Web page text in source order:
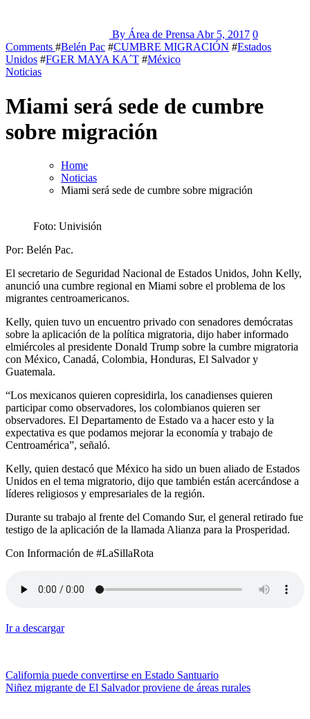
By Área de Prensa Abr 5, 2017 0
Comments #Belén Pac #CUMBRE MIGRACIÓN #Estados
Unidos #FGER MAYA KA´T #México
Noticias
Miami será sede de cumbre
sobre migración
Home
Noticias
Miami será sede de cumbre sobre migración
Foto: Univisión
Por: Belén Pac.
El secretario de Seguridad Nacional de Estados Unidos, John Kelly,
anunció una cumbre regional en Miami sobre el problema de los
migrantes centroamericanos.
Kelly, quien tuvo un encuentro privado con senadores demócratas
sobre la aplicación de la política migratoria, dijo haber informado
elmiércoles al presidente Donald Trump sobre la cumbre migratoria
con México, Canadá, Colombia, Honduras, El Salvador y
Guatemala.
“Los mexicanos quieren copresidirla, los canadienses quieren
participar como observadores, los colombianos quieren ser
observadores. El Departamento de Estado va a hacer esto y la
expectativa es que podamos mejorar la economía y trabajo de
Centroamérica”, señaló.
Kelly, quien destacó que México ha sido un buen aliado de Estados
Unidos en el tema migratorio, dijo que también están acercándose a
líderes religiosos y empresariales de la región.
Durante su trabajo al frente del Comando Sur, el general retirado fue
testigo de la aplicación de la llamada Alianza para la Prosperidad.
Con Información de #LaSillaRota
Ir a descargar
Navegación
de
California puede convertirse en Estado Santuario
Niñez migrante de El Salvador proviene de áreas rurales